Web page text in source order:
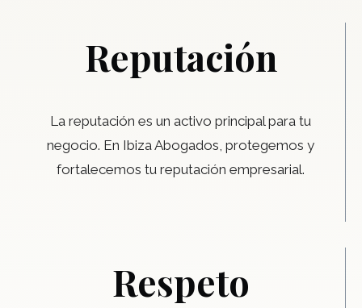
Reputación
La reputación es un activo principal para tu
negocio. En Ibiza Abogados, protegemos y
fortalecemos tu reputación empresarial.
Respeto